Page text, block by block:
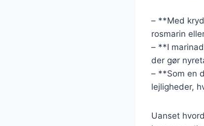
– **Med
rosmarin
– **I
der gør
– **Som en
lejligheder,
Uanset